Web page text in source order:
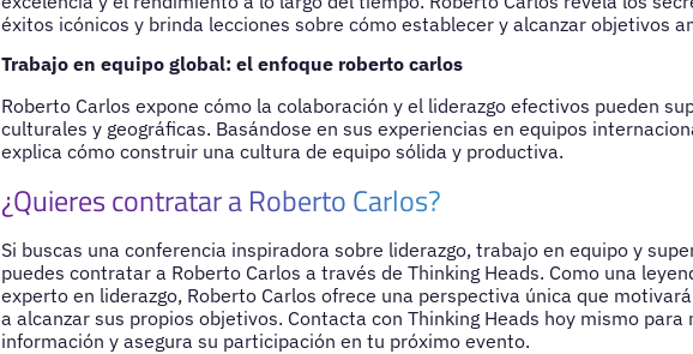
éxitos icónicos y brinda lecciones sobre cómo establecer y alcanzar objetivos
Trabajo en equipo global: el enfoque roberto carlos
Roberto Carlos expone cómo la colaboración y el liderazgo efectivos pueden
culturales y geográficas. Basándose en sus experiencias en equipos
explica cómo construir una cultura de equipo sólida y productiva.
¿Quieres contratar a Roberto Carlos?
Si buscas una conferencia inspiradora sobre liderazgo, trabajo en equipo y
puedes contratar a Roberto Carlos a través de Thinking Heads. Como una
experto en liderazgo, Roberto Carlos ofrece una perspectiva única que
a alcanzar sus propios objetivos. Contacta con Thinking Heads hoy mismo para
información y asegura su participación en tu próximo evento.